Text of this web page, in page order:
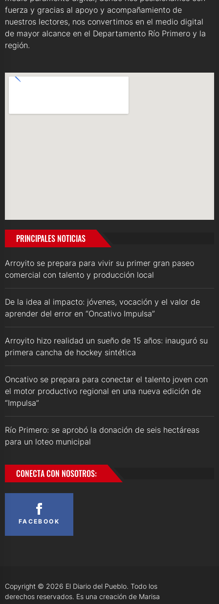
fuerza y gracias al apoyo y acompañamiento de
nuestros lectores, nos convertimos en el medio digital
de mayor alcance en el Departamento Río Primero y la
región.
PRINCIPALES NOTICIAS
Arroyito se prepara para vivir su primer gran paseo
comercial con talento y producción local
De la idea al impacto: jóvenes, vocación y el valor de
aprender del error en “Oncativo Impulsa”
Arroyito hizo realidad un sueño de 15 años: inauguró su
primera cancha de hockey sintética
Oncativo se prepara para conectar el talento joven con
el motor productivo regional en una nueva edición de
“Impulsa”
Río Primero: se aprobó la donación de seis hectáreas
para un loteo municipal
CONECTA CON NOSOTROS:
FACEBOOK
Copyright © 2026 El Diario del Pueblo. Todo los
derechos reservados. Es una creación de Marisa